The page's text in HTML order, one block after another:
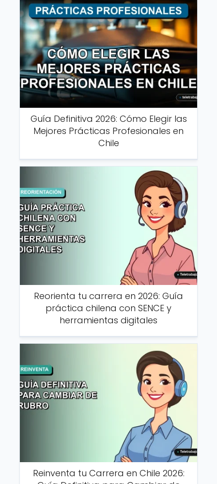
Guía Definitiva 2026: Cómo Elegir las
Mejores Prácticas Profesionales en
Chile
Reorienta tu carrera en 2026: Guía
práctica chilena con SENCE y
herramientas digitales
Reinventa tu Carrera en Chile 2026: